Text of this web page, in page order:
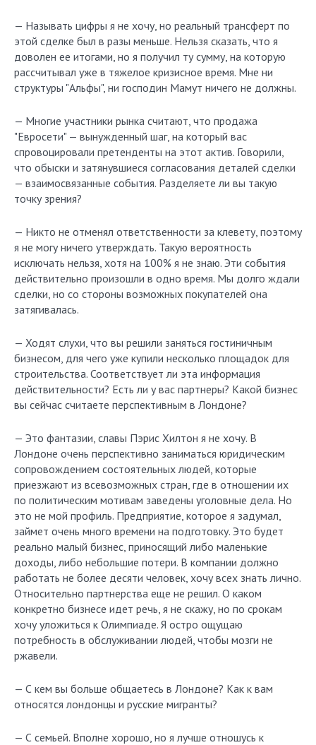
— Называть цифры я не хочу, но реальный трансферт по
этой сделке был в разы меньше. Нельзя сказать, что я
доволен ее итогами, но я получил ту сумму, на которую
рассчитывал уже в тяжелое кризисное время. Мне ни
структуры "Альфы", ни господин Мамут ничего не должны.
— Многие участники рынка считают, что продажа
"Евросети" — вынужденный шаг, на который вас
спровоцировали претенденты на этот актив. Говорили,
что обыски и затянувшиеся согласования деталей сделки
— взаимосвязанные события. Разделяете ли вы такую
точку зрения?
— Никто не отменял ответственности за клевету, поэтому
я не могу ничего утверждать. Такую вероятность
исключать нельзя, хотя на 100% я не знаю. Эти события
действительно произошли в одно время. Мы долго ждали
сделки, но со стороны возможных покупателей она
затягивалась.
— Ходят слухи, что вы решили заняться гостиничным
бизнесом, для чего уже купили несколько площадок для
строительства. Соответствует ли эта информация
действительности? Есть ли у вас партнеры? Какой бизнес
вы сейчас считаете перспективным в Лондоне?
— Это фантазии, славы Пэрис Хилтон я не хочу. В
Лондоне очень перспективно заниматься юридическим
сопровождением состоятельных людей, которые
приезжают из всевозможных стран, где в отношении их
по политическим мотивам заведены уголовные дела. Но
это не мой профиль. Предприятие, которое я задумал,
займет очень много времени на подготовку. Это будет
реально малый бизнес, приносящий либо маленькие
доходы, либо небольшие потери. В компании должно
работать не более десяти человек, хочу всех знать лично.
Относительно партнерства еще не решил. О каком
конкретно бизнесе идет речь, я не скажу, но по срокам
хочу уложиться к Олимпиаде. Я остро ощущаю
потребность в обслуживании людей, чтобы мозги не
ржавели.
— С кем вы больше общаетесь в Лондоне? Как к вам
относятся лондонцы и русские мигранты?
— С семьей. Вполне хорошо, но я лучше отношусь к